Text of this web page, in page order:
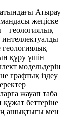
Атырау
жеңіске
– геологиялық
интеллектуалды
құру үшін
модельдерін
графтық іздеу
жауап таба
беттеріне
ашықтығы мен